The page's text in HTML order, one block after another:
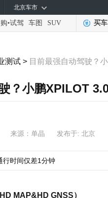
北京车市
•试驾 车图 SUV 买车
测试 > 目前最强自动驾驶？
？小鹏XPILOT
来源： 单晶 发布于: 北京
行时间仅差1分钟
MAP&HD GNSS）